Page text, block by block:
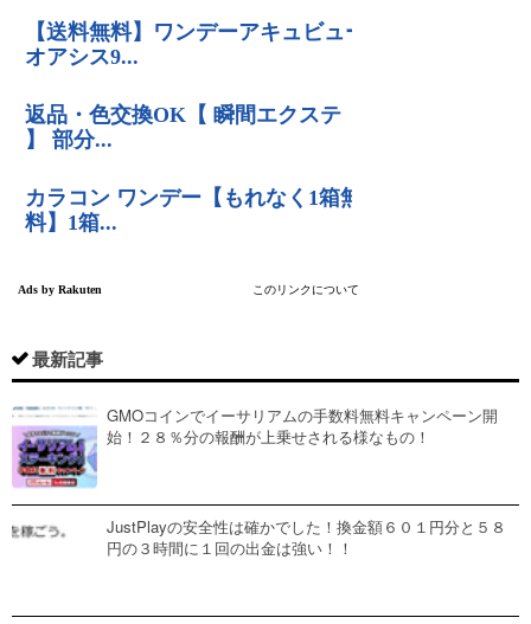
最新記事
GMOコインでイーサリアムの手数料無料キャンペーン開
始！２８％分の報酬が上乗せされる様なもの！
JustPlayの安全性は確かでした！換金額６０１円分と５８
円の３時間に１回の出金は強い！！